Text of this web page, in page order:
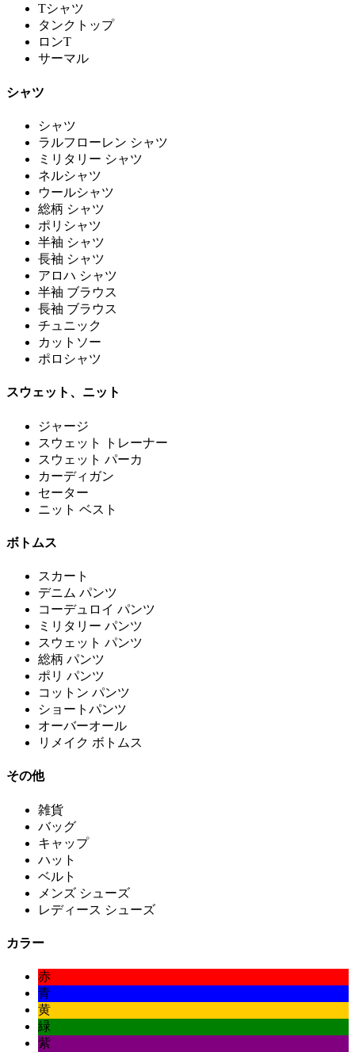
Tシャツ
タンクトップ
ロンT
サーマル
シャツ
シャツ
ラルフローレン シャツ
ミリタリー シャツ
ネルシャツ
ウールシャツ
総柄 シャツ
ポリシャツ
半袖 シャツ
長袖 シャツ
アロハ シャツ
半袖 ブラウス
長袖 ブラウス
チュニック
カットソー
ポロシャツ
スウェット、ニット
ジャージ
スウェット トレーナー
スウェット パーカ
カーディガン
セーター
ニット ベスト
ボトムス
スカート
デニム パンツ
コーデュロイ パンツ
ミリタリー パンツ
スウェット パンツ
総柄 パンツ
ポリ パンツ
コットン パンツ
ショートパンツ
オーバーオール
リメイク ボトムス
その他
雑貨
バッグ
キャップ
ハット
ベルト
メンズ シューズ
レディース シューズ
カラー
赤
青
黄
緑
紫